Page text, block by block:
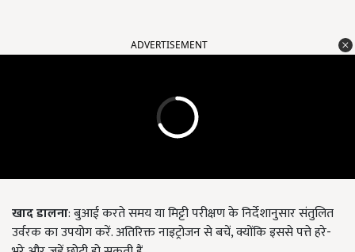
ADVERTISEMENT
खाद डालना: बुआई करते समय या मिट्टी परीक्षण के निर्देशानुसार संतुलित
उर्वरक का उपयोग करें. अतिरिक्त नाइट्रोजन से बचें, क्योंकि इससे पत्ते हरे-